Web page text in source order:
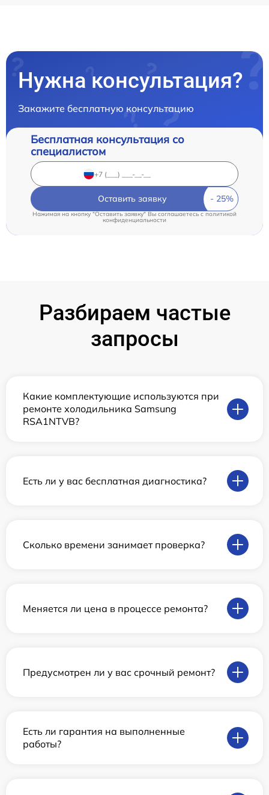
Нужна консультация?
Закажите бесплатную консультацию
Бесплатная консультация со
специалистом
Оставить заявку
Нажимая на кнопку "Оставить заявку" Вы соглашаетесь c политикой
конфиденциальности
Разбираем частые
запросы
Какие комплектующие используются при
ремонте холодильника Samsung
RSA1NTVB?
Есть ли у вас бесплатная диагностика?
Сколько времени занимает проверка?
Меняется ли цена в процессе ремонта?
Предусмотрен ли у вас срочный ремонт?
Есть ли гарантия на выполненные
работы?